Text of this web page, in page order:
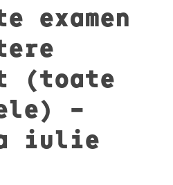
examen
(toate
–
iulie